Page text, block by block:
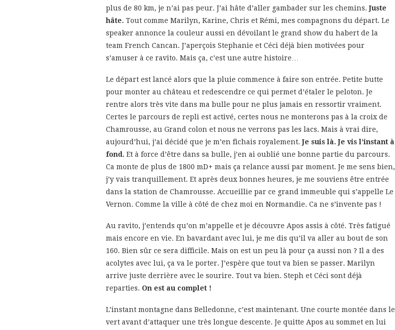
plus de 80 km, je n’ai pas peur. J’ai hâte d’aller gambader sur les chemins.Juste
hâte. Tout comme Marilyn, Karine, Chris et Rémi, mes compagnons du départ. Le
speaker annonce la couleur aussi en dévoilant le grand show du habert de la
team French Cancan. J’aperçois Stephanie et Céci déjà bien motivées pour
s’amuser à ce ravito. Mais ça, c’est une autre histoire…
Le départ est lancé alors que la pluie commence à faire son entrée. Petite butte
pour monter au château et redescendre ce qui permet d’étaler le peloton. Je
rentre alors très vite dans ma bulle pour ne plus jamais en ressortir vraiment.
Certes le parcours de repli est activé, certes nous ne monterons pas à la croix de
Chamrousse, au Grand colon et nous ne verrons pas les lacs. Mais à vrai dire,
aujourd’hui, j’ai décidé que je m’en fichais royalement.Je suis là. Je vis l’instant à
fond. Et à force d’être dans sa bulle, j’en ai oublié une bonne partie du parcours.
Ca monte de plus de 1800 mD+ mais ça relance aussi par moment. Je me sens bien,
j’y vais tranquillement. Et après deux bonnes heures, je me souviens être entrée
dans la station de Chamrousse. Accueillie par ce grand immeuble qui s’appelle Le
Vernon. Comme la ville à côté de chez moi en Normandie. Ca ne s’invente pas !
Au ravito, j’entends qu’on m’appelle et je découvre Apos assis à côté. Très fatigué
mais encore en vie. En bavardant avec lui, je me dis qu’il va aller au bout de son
160. Bien sûr ce sera difficile. Mais on est un peu là pour ça aussi non ? Il a des
acolytes avec lui, ça va le porter. J’espère que tout va bien se passer. Marilyn
arrive juste derrière avec le sourire. Tout va bien. Steph et Céci sont déjà
reparties. On est au complet !
L’instant montagne dans Belledonne, c’est maintenant. Une courte montée dans le
vert avant d’attaquer une très longue descente. Je quitte Apos au sommet en lui